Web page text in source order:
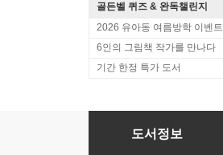
골든벨 퀴즈 & 완독챌린지
2026 유아동 여름방학 이벤트
6인의 그림책 작가를 만나다
기간 한정 특가 도서
여름의 끝에서
도서정보